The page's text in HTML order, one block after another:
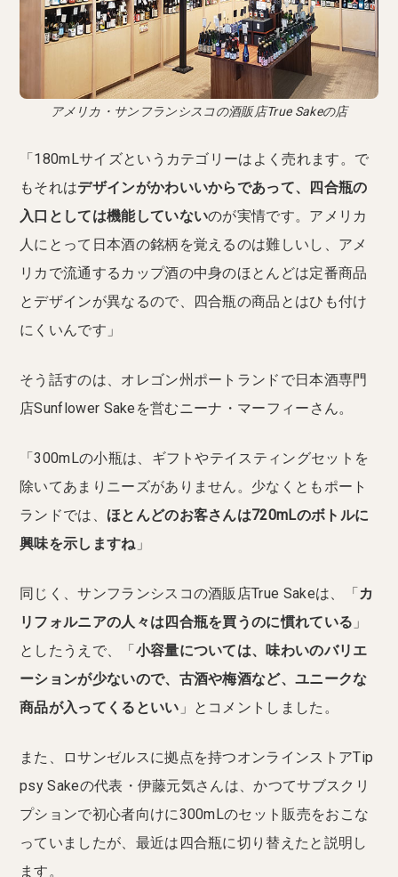
アメリカ・サンフランシスコの酒販店True Sakeの店
「180mLサイズというカテゴリーはよく売れます。で
もそれはデザインがかわいいからであって、四合瓶の
入口としては機能していないのが実情です。アメリカ
人にとって日本酒の銘柄を覚えるのは難しいし、アメ
リカで流通するカップ酒の中身のほとんどは定番商品
とデザインが異なるので、四合瓶の商品とはひも付け
にくいんです」
そう話すのは、オレゴン州ポートランドで日本酒専門
店Sunflower Sakeを営むニーナ・マーフィーさん。
「300mLの小瓶は、ギフトやテイスティングセットを
除いてあまりニーズがありません。少なくともポート
ランドでは、 ほとんどのお客さんは720mLのボトルに
興味を示しますね」
同じく、サンフランシスコの酒販店True Sakeは、「 カ
リフォルニアの人々は四合瓶を買うのに慣れている 」
としたうえで、「 小容量については、味わいのバリエ
ーションが少ないので、古酒や梅酒など、ユニークな
商品が入ってくるといい 」とコメントしました。
また、ロサンゼルスに拠点を持つオンラインストアTip
psy Sakeの代表・伊藤元気さんは、かつてサブスクリ
プションで初心者向けに300mLのセット販売をおこな
っていましたが、最近は四合瓶に切り替えたと説明し
ます。